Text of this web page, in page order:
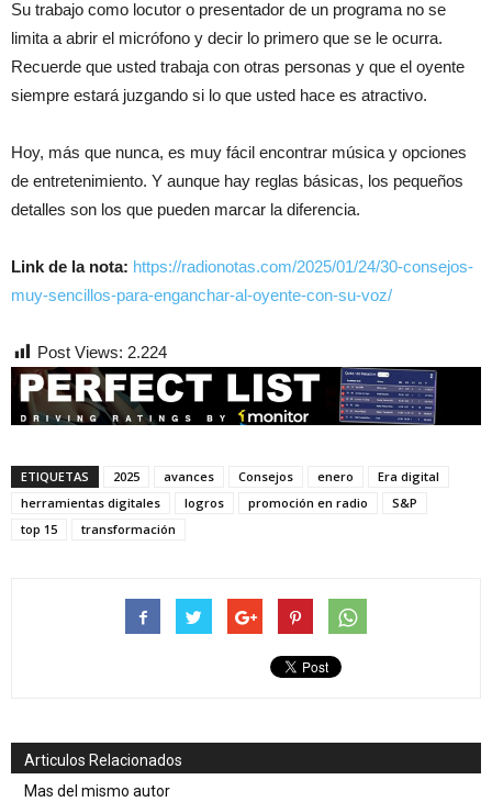
Su trabajo como locutor o presentador de un programa no se
limita a abrir el micrófono y decir lo primero que se le ocurra.
Recuerde que usted trabaja con otras personas y que el oyente
siempre estará juzgando si lo que usted hace es atractivo.
Hoy, más que nunca, es muy fácil encontrar música y opciones
de entretenimiento. Y aunque hay reglas básicas, los pequeños
detalles son los que pueden marcar la diferencia.
Link de la nota: https://radionotas.com/2025/01/24/30-consejos-
muy-sencillos-para-enganchar-al-oyente-con-su-voz/
Post Views: 2.224
ETIQUETAS 2025 avances Consejos enero
Era digital
herramientas digitales
logros promoción en radio
S&P
top 15
transformación
Articulos Relacionados
Mas del mismo autor